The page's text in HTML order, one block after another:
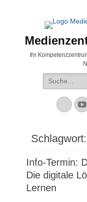
Ihr
Suche
nach:
Schlagwort:
Info-Termin:
Die digitale
Lernen